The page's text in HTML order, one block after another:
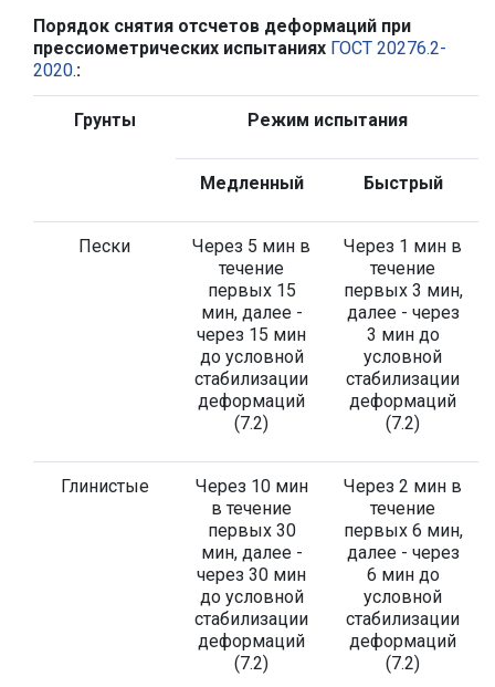
Порядок снятия отсчетов деформаций при
прессиометрических испытаниях ГОСТ 20276.2-
2020.:
Грунты Режим испытания
Медленный Быстрый
Пески
Через 5 мин в
течение
первых 15
мин, далее -
через 15 мин
до условной
стабилизации
деформаций
(7.2)
Через 1 мин в
течение
первых 3 мин,
далее - через
3 мин до
условной
стабилизации
деформаций
(7.2)
Глинистые
Через 10 мин
в течение
первых 30
мин, далее -
через 30 мин
до условной
стабилизации
деформаций
(7.2)
Через 2 мин в
течение
первых 6 мин,
далее - через
6 мин до
условной
стабилизации
деформаций
(7.2)